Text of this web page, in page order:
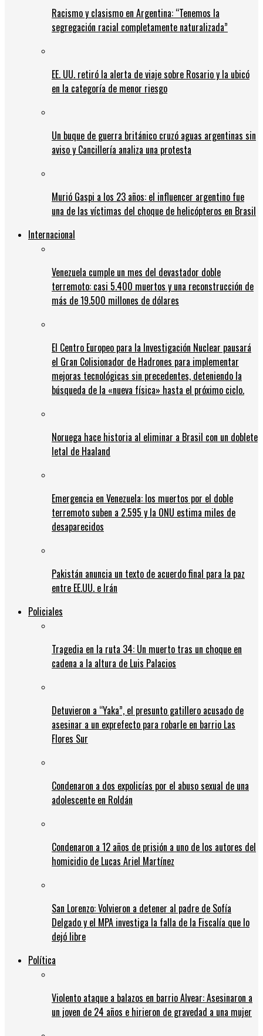
Racismo y clasismo en Argentina: “Tenemos la
segregación racial completamente naturalizada”
EE. UU. retiró la alerta de viaje sobre Rosario y la ubicó
en la categoría de menor riesgo
Un buque de guerra británico cruzó aguas argentinas sin
aviso y Cancillería analiza una protesta
Murió Gaspi a los 23 años: el influencer argentino fue
una de las víctimas del choque de helicópteros en Brasil
Internacional
Venezuela cumple un mes del devastador doble
terremoto: casi 5.400 muertos y una reconstrucción de
más de 19.500 millones de dólares
El Centro Europeo para la Investigación Nuclear pausará
el Gran Colisionador de Hadrones para implementar
mejoras tecnológicas sin precedentes, deteniendo la
búsqueda de la «nueva física» hasta el próximo ciclo.
Noruega hace historia al eliminar a Brasil con un doblete
letal de Haaland
Emergencia en Venezuela: los muertos por el doble
terremoto suben a 2.595 y la ONU estima miles de
desaparecidos
Pakistán anuncia un texto de acuerdo final para la paz
entre EE.UU. e Irán
Policiales
Tragedia en la ruta 34: Un muerto tras un choque en
cadena a la altura de Luis Palacios
Detuvieron a “Yaka”, el presunto gatillero acusado de
asesinar a un exprefecto para robarle en barrio Las
Flores Sur
Condenaron a dos expolicías por el abuso sexual de una
adolescente en Roldán
Condenaron a 12 años de prisión a uno de los autores del
homicidio de Lucas Ariel Martínez
San Lorenzo: Volvieron a detener al padre de Sofía
Delgado y el MPA investiga la falla de la Fiscalía que lo
dejó libre
Política
Violento ataque a balazos en barrio Alvear: Asesinaron a
un joven de 24 años e hirieron de gravedad a una mujer